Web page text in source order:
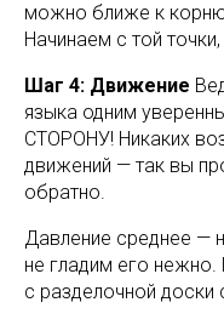
можно ближе к
Начинаем с той
Шаг 4: Движение
языка одним
СТОРОНУ! Никаких
движений — так вы
обратно.
Давление среднее —
не гладим его нежно.
с разделочной доски